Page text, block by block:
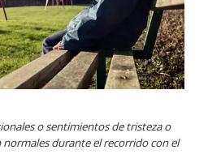
o sentimientos de tristeza o
durante el recorrido con el